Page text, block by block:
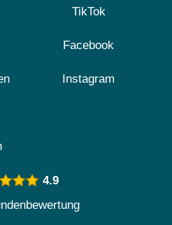
TikTok
Facebook
Instagram
4.9